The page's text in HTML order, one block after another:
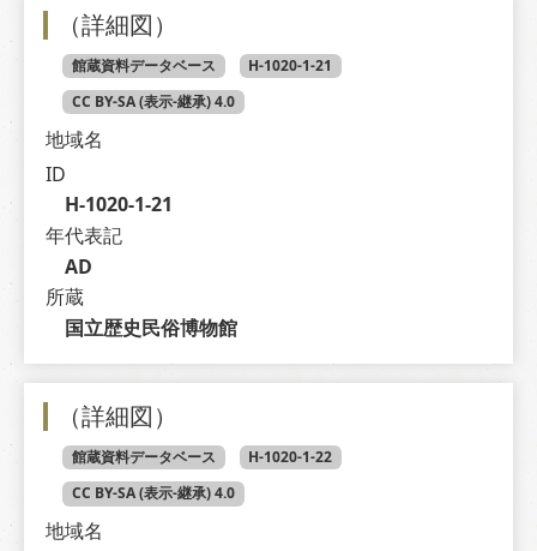
（詳細図）
館蔵資料データベース
H-1020-1-21
CC BY-SA (表示-継承) 4.0
地域名
ID
H-1020-1-21
年代表記
AD
所蔵
国立歴史民俗博物館
（詳細図）
館蔵資料データベース
H-1020-1-22
CC BY-SA (表示-継承) 4.0
地域名